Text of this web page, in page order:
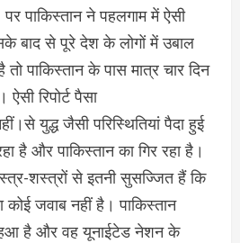
पाकिस्तान ने पहलगाम में ऐसी
बाद से पूरे देश के लोगों में उबाल
पाकिस्तान के पास मात्र चार दिन
रिपोर्ट पैसा
युद्ध जैसी परिस्थितियां पैदा हुई
है और पाकिस्तान का गिर रहा है।
शस्त्रों से इतनी सुसज्जित हैं कि
जवाब नहीं है। पाकिस्तान
हआ है और वह यूनाईटेड नेशन के